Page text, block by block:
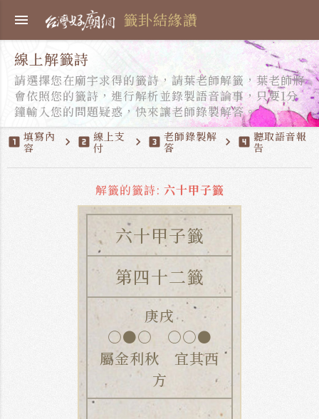
籤卦結緣讚
menu
線上解籤詩
請選擇您在廟宇求得的籤詩，請葉老師解籤，葉老師將
會依照您的籤詩，進行解析並錄製語音論事，只要1分
鐘輸入您的問題疑惑，快來讓老師錄製解答。
looks_one 填寫內
容
chevron_right looks_two 線上支
付
chevron_right looks_3 老師錄製解
答
chevron_right looks_4 聽取語音報
告
解籤的籤詩: 六十甲子籤
六十甲子籤
第四十二籤
庚戌
○●○ ○○●
屬金利秋 宜其西
方